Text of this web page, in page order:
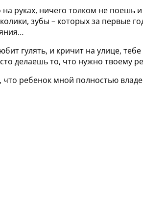
руках, ничего толком не поешь
зубы – которых за первые
гулять, и кричит на улице,
делаешь то, что нужно твоему
ребенок мной полностью